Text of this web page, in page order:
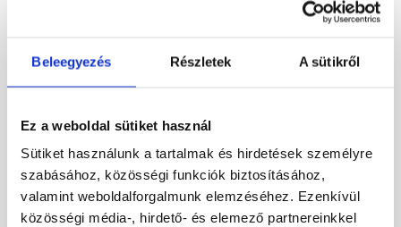
Beleegyezés Részletek A sütikről
Ez a weboldal sütiket használ
Sütiket használunk a tartalmak és hirdetések személyre
szabásához, közösségi funkciók biztosításához,
valamint weboldalforgalmunk elemzéséhez. Ezenkívül
közösségi média-, hirdető- és elemező partnereinkkel
21 250 Ft/ db
Megnézem
hasított, füstantracit 24 cm
Megnézem